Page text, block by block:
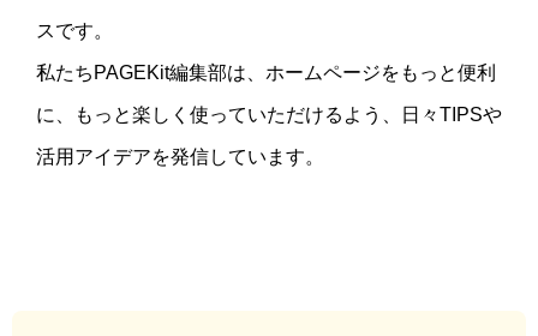
スです。
私たちPAGEKit編集部は、ホームページをもっと便利
に、もっと楽しく使っていただけるよう、日々TIPSや
活用アイデアを発信しています。